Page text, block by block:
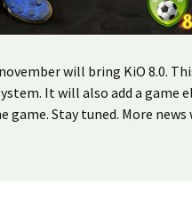
will bring KiO 8.0.
It will also add a
game. Stay tuned. More news